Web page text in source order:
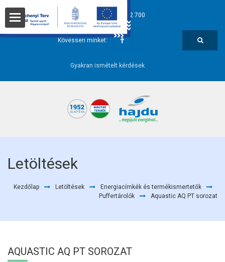
hajdu@hajdurt.hu +36 52 582 700
Kövessen minket:
Gyakran ismételt kérdések
Letöltések
Kezdőlap Letöltések
Energiacímkék és termékismertetők
Puffertárolók
Aquastic AQ PT sorozat
AQUASTIC AQ PT SOROZAT